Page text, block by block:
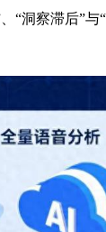
“洞察滞后”与